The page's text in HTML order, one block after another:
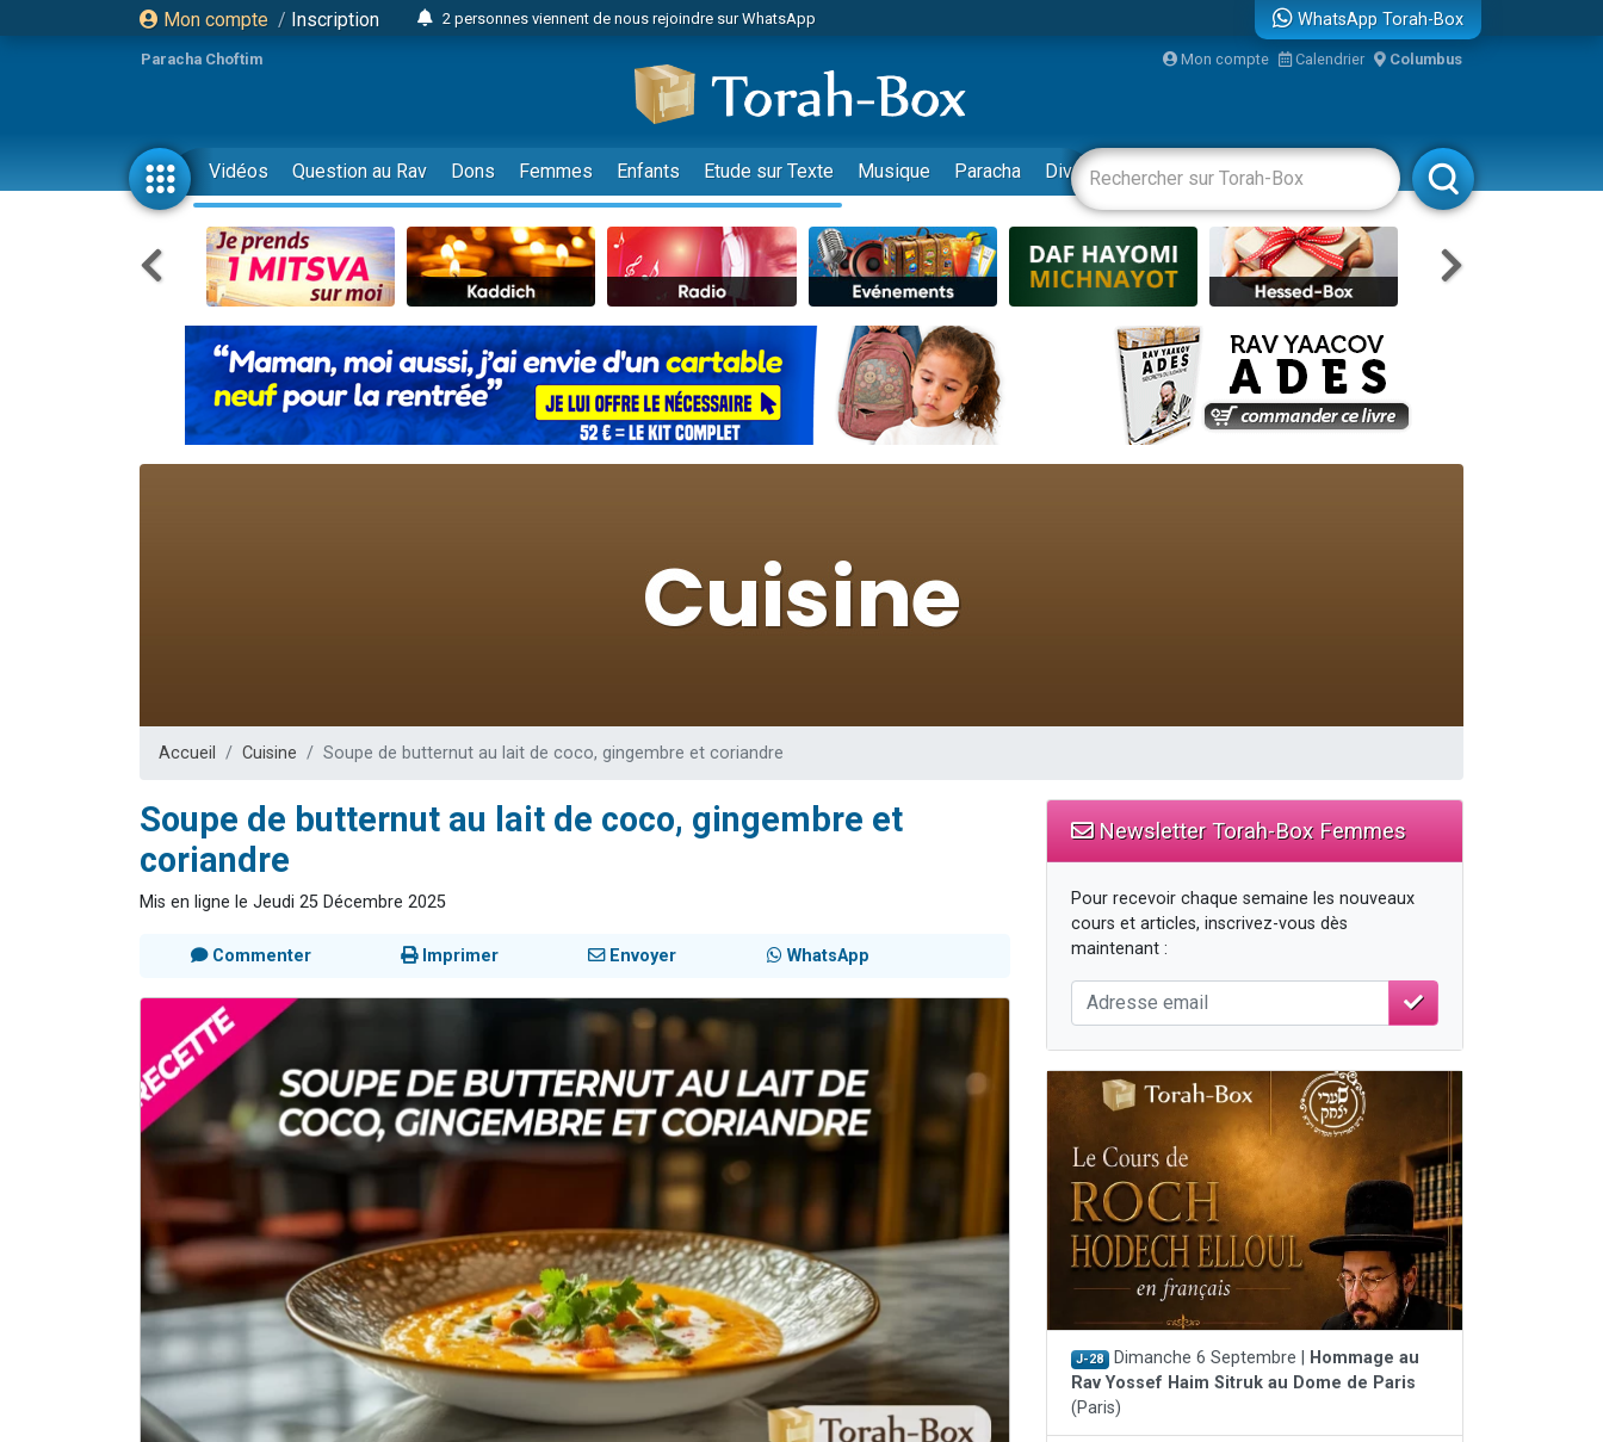
Mon compte / Inscription
2 personnes viennent de nous rejoindre sur WhatsApp
3 personnes viennent de faire un don pour Événements Torah-Box
2 personnes viennent de faire un don pour Tsédaka : pauvres d'Israel
3 personnes viennent de nous rejoindre sur WhatsApp
11 personnes viennent de demander une bénédiction
3 personnes viennent de faire un don pour Diane, 80 ans, dans un appartement insalubre
Il reste 49 places pour étudier en groupe sur Zoom
2 personnes viennent de nous rejoindre sur WhatsApp
29 personnes viennent de demander une bénédiction
Il reste 49 places pour étudier en groupe sur Zoom
2 personnes viennent de nous rejoindre sur WhatsApp
6 personnes viennent de nous rejoindre sur WhatsApp
4 personnes viennent de nous rejoindre sur WhatsApp
Il reste 49 places pour étudier en groupe sur Zoom
WhatsApp Torah-Box
Paracha Choftim Mon compte Calendrier Columbus
Vidéos Question au Rav Dons Femmes Enfants Etude sur Texte Musique Paracha Divertissements Livres Rabbanim
Accueil Cuisine Soupe de butternut au lait de coco, gingembre et coriandre
Soupe de butternut au lait de coco, gingembre et
coriandre
Mis en ligne le Jeudi 25 Décembre 2025
Commenter Imprimer Envoyer WhatsApp
Newsletter Torah-Box Femmes
Pour recevoir chaque semaine les nouveaux
cours et articles, inscrivez-vous dès
maintenant :
J-28 Dimanche 6 Septembre |
Hommage au
Rav Yossef Haim Sitruk au Dome de Paris
(Paris)